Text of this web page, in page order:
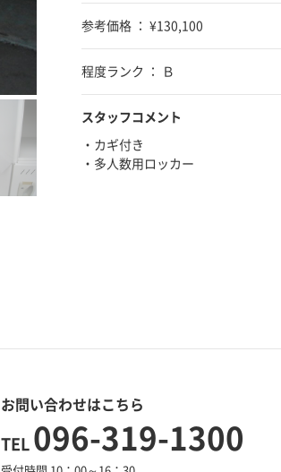
参考価格 ： ¥130,100
程度ランク ： Ｂ
スタッフコメント
・カギ付き
・多人数用ロッカー
お問い合わせはこちら
TEL 096-319-1300